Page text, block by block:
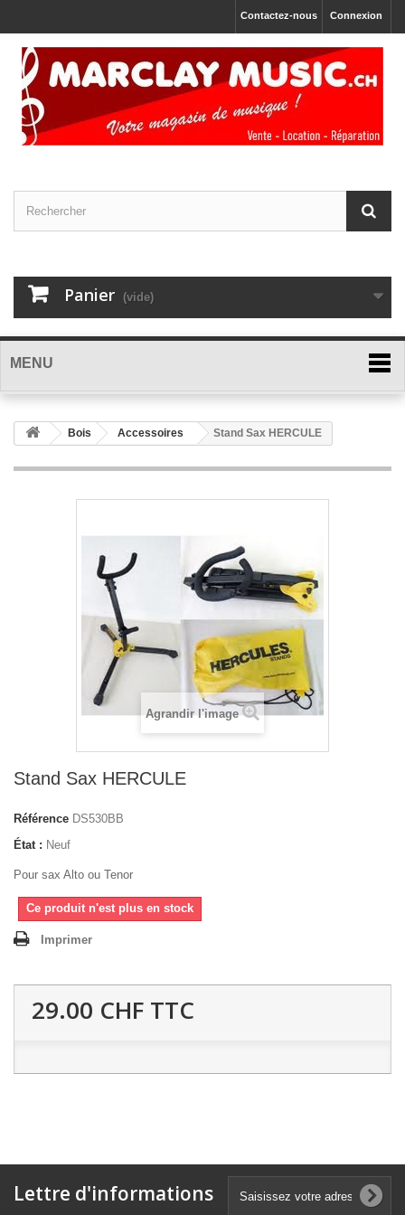
Connexion
Contactez-nous
Panier (vide)
MENU
Bois Accessoires Stand Sax HERCULE
Agrandir l'image
Stand Sax HERCULE
Référence DS530BB
État : Neuf
Pour sax Alto ou Tenor
Ce produit n'est plus en stock
Imprimer
29.00 CHF TTC
Lettre d'informations